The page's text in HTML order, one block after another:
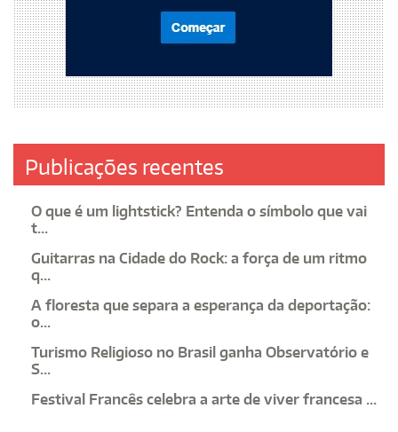
Publicações recentes
O que é um lightstick? Entenda o símbolo que vai
t...
Guitarras na Cidade do Rock: a força de um ritmo
q...
A floresta que separa a esperança da deportação:
o...
Turismo Religioso no Brasil ganha Observatório e
S...
Festival Francês celebra a arte de viver francesa ...